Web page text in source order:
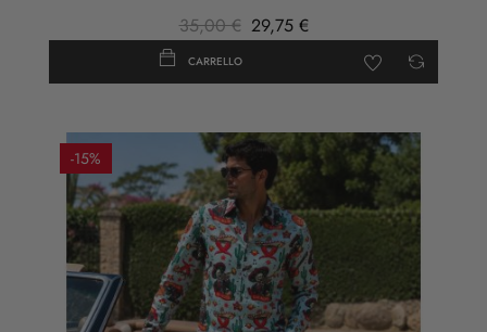
35,00 € 29,75 €
CARRELLO
-15%